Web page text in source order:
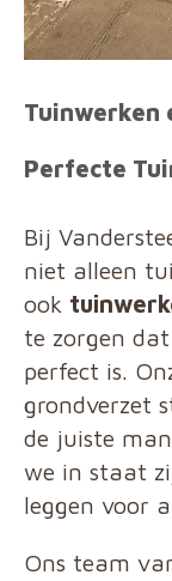
Tuinwerken
Perfecte
Bij
niet alleen
ook
te zorgen
perfect is.
grondverzet
de juiste
we in staat
leggen voor
Ons team